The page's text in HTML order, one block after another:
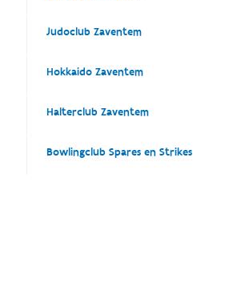
Judoclub Zaventem
Hokkaido Zaventem
Halterclub Zaventem
Bowlingclub Spares en Strikes